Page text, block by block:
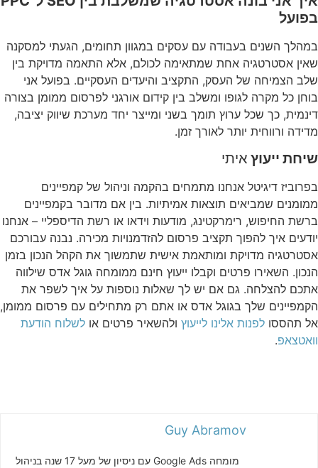
בפועל
במהלך השנים בעבודה עם עסקים במגוון תחומים, הגעתי למסקנה
שאין אסטרטגיה אחת שמתאימה לכולם, אלא התאמה מדויקת בין
שלב הצמיחה של העסק, התקציב והיעדים העסקיים. בפועל אני
בוחן כל מקרה לגופו ומשלב בין קידום אורגני לפרסום ממומן בצורה
דינמית, כך שכל ערוץ תומך בשני ומייצר יחד מערכת שיווק יציבה,
מדידה ורווחית יותר לאורך זמן.
שיחת ייעוץ איתי
בפרוביז דיגיטל אנחנו מתמחים בהקמה וניהול של קמפיינים
ממומנים שמביאים תוצאות אמיתיות. בין אם מדובר בקמפיינים
ברשת החיפוש, רימרקטינג, מודעות וידאו או רשת הדיספליי – אנחנו
יודעים איך להפוך תקציב פרסום להזדמנויות מכירה. נבנה עבורכם
אסטרטגיה מדויקת ומותאמת אישית שתמשוך את הקהל הנכון בזמן
הנכון. השאירו פרטים וקבלו ייעוץ חינם ממומחה גוגל אדס שילווה
אתכם להצלחה. גם אם יש לך שאלות נוספות על איך לשפר את
הקמפיינים שלך בגוגל אדס או אתם רק מתחילים עם פרסום ממומן,
אל תהססו לפנות אלינו לייעוץ ולהשאיר פרטים או לשלוח הודעת
וואטצאפ.
Guy Abramov
מומחה Google Ads עם ניסיון של מעל 17 שנה בניהול